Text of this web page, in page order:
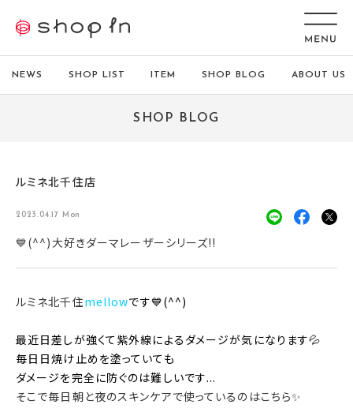
NEWS SHOP LIST ITEM SHOP BLOG ABOUT US
SHOP BLOG
ルミネ北千住店
2023.04.17 Mon
💙(^^)大好きダーマレーザーシリーズ!!
ルミネ北千住mellowです💙(^^)
最近日差しが強くて紫外線によるダメージが気になります💦
毎日日焼け止めを塗っていても
ダメージを完全に防ぐのは難しいです...
そこで毎日朝と夜のスキンケアで使っているのはこちら✨